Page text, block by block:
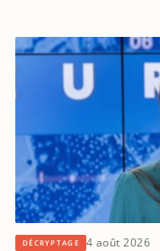
DÉCRYPTAGE 4 août 2026